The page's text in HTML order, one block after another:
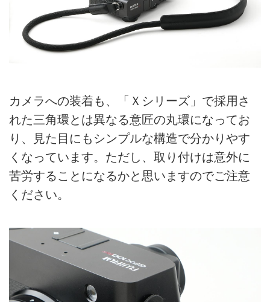
カメラへの装着も、「Ｘシリーズ」で採用さ
れた三角環とは異なる意匠の丸環になってお
り、見た目にもシンプルな構造で分かりやす
くなっています。ただし、取り付けは意外に
苦労することになるかと思いますのでご注意
ください。